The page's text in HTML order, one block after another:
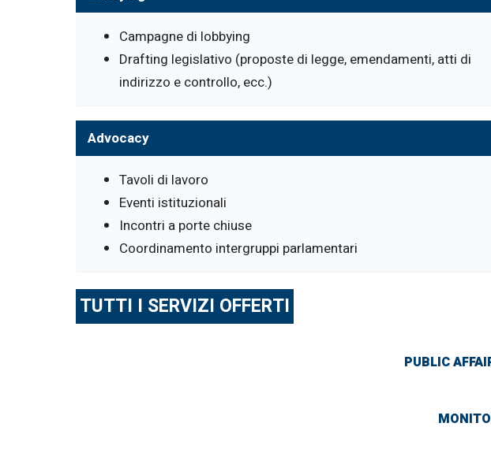
Campagne di lobbying
Drafting legislativo (proposte di legge, emendamenti, atti di
indirizzo e controllo, ecc.)
Advocacy
Tavoli di lavoro
Eventi istituzionali
Incontri a porte chiuse
Coordinamento intergruppi parlamentari
TUTTI I SERVIZI OFFERTI
PUBLIC